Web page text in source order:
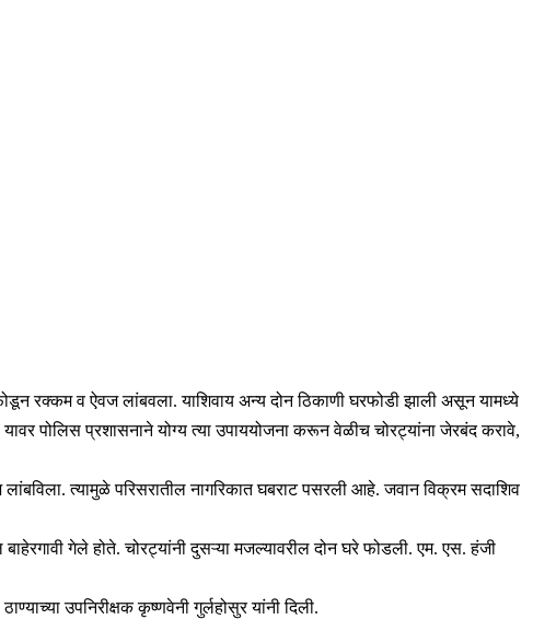
रक्कम व ऐवज लांबवला. याशिवाय अन्य दोन ठिकाणी घरफोडी झाली असून यामध्ये
पोलिस प्रशासनाने योग्य त्या उपाययोजना करून वेळीच चोरट्यांना जेरबंद करावे,
त्यामुळे परिसरातील नागरिकात घबराट पसरली आहे. जवान विक्रम सदाशिव
गेले होते. चोरट्यांनी दुसऱ्या मजल्यावरील दोन घरे फोडली. एम. एस. हंजी
उपनिरीक्षक कृष्णवेनी गुर्लहोसुर यांनी दिली.